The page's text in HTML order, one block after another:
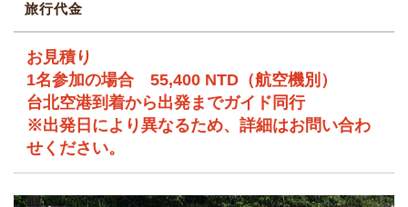
旅行代金
お見積り
1名参加の場合 55,400 NTD（航空機別）
台北空港到着から出発までガイド同行
※出発日により異なるため、詳細はお問い合わ
せください。